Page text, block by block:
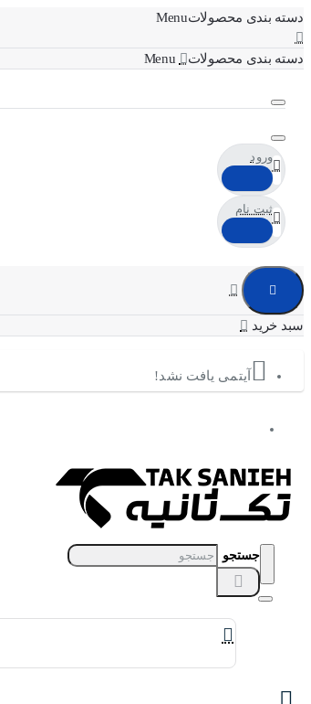
دسته بندی محصولات
دسته بندی محصولات
ورود
ثبت نام
آیتمی یافت نشد!
جستجو